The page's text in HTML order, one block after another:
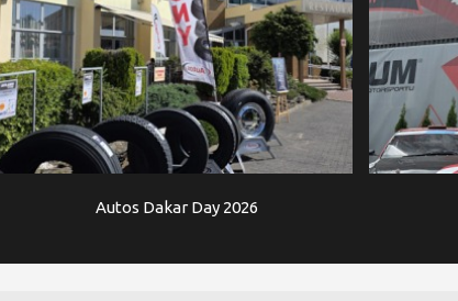
Autos Dakar Day 2026